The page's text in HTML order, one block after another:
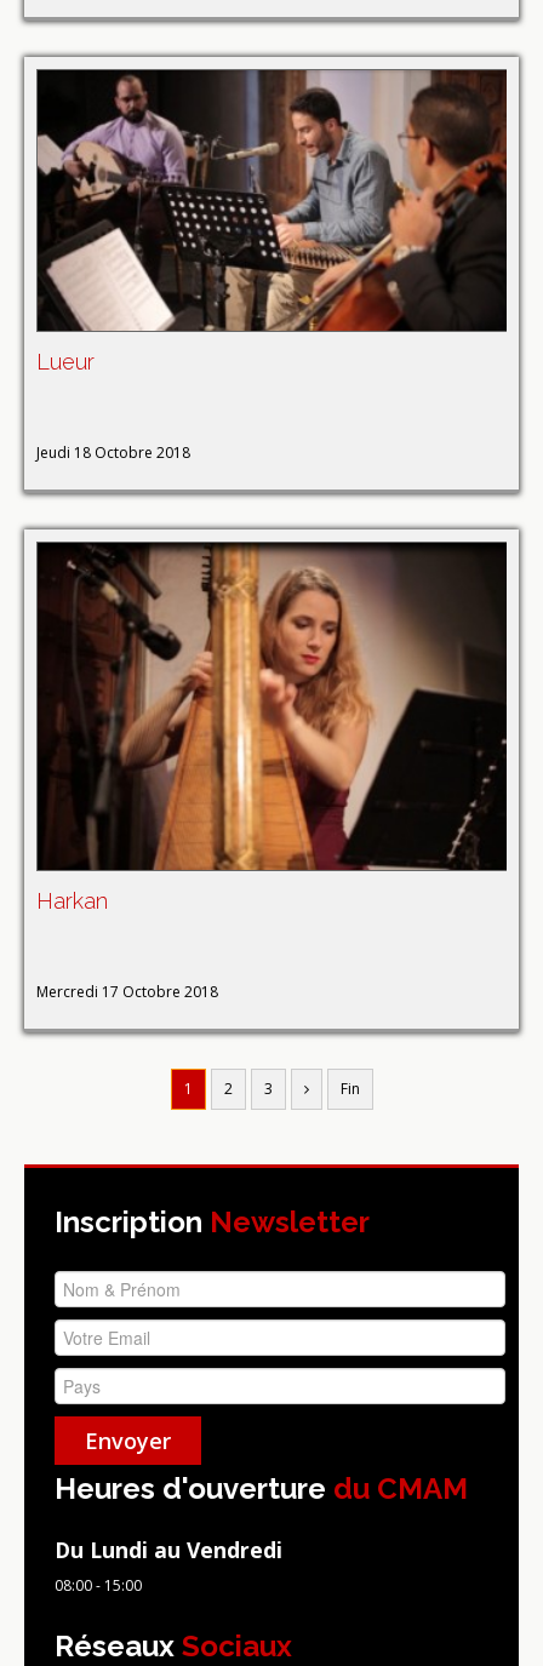
Lueur
Jeudi 18 Octobre 2018
Harkan
Mercredi 17 Octobre 2018
1 2 3 Fin
Inscription Newsletter
Heures d'ouverture du CMAM
Du Lundi au Vendredi
08:00 - 15:00
Réseaux Sociaux